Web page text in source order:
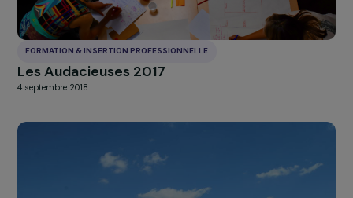
4 septembre 2018